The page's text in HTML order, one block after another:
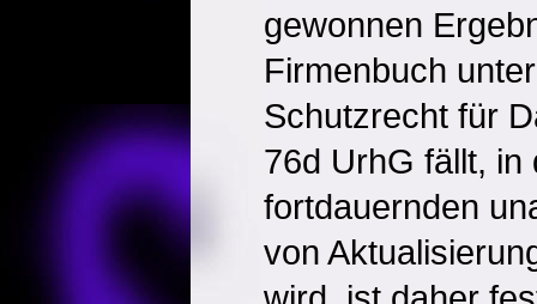
gewonnen
Firmenbuch
Schutzrecht für
76d UrhG fällt, in
fortdauernden
von